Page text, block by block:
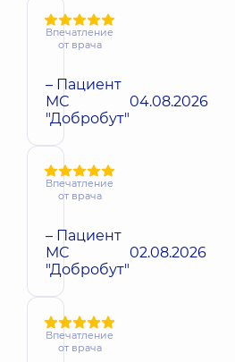
Впечатление
от врача
– Пациент
МС
"Добробут"
04.08.2026
Впечатление
от врача
– Пациент
МС
"Добробут"
02.08.2026
Впечатление
от врача